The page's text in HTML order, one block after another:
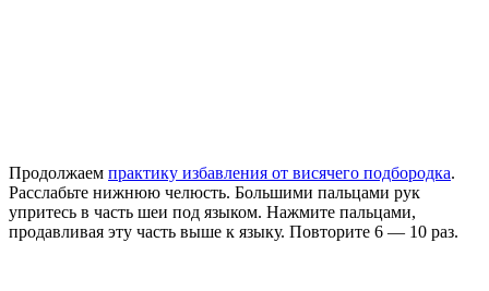
Продолжаем практику избавления от висячего подбородка.
Расслабьте нижнюю челюсть. Большими пальцами рук
упритесь в часть шеи под языком. Нажмите пальцами,
продавливая эту часть выше к языку. Повторите 6 — 10 раз.